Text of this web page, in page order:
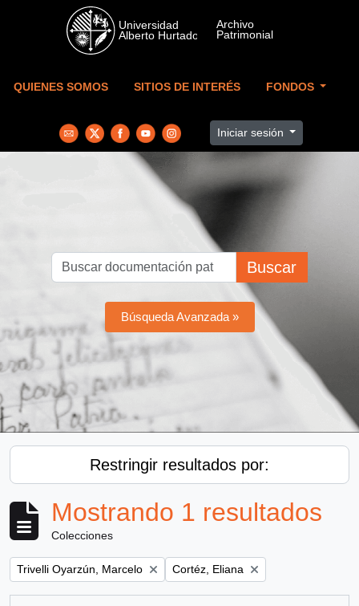
Skip to main content
QUIENES SOMOS SITIOS DE INTERÉS FONDOS
Iniciar sesión
Buscar
Búsqueda Avanzada »
Restringir resultados por:
Mostrando 1 resultados
Colecciones
Remove filter:
Trivelli Oyarzún, Marcelo Remove filter:
Cortéz, Eliana